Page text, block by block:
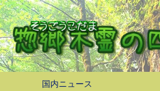
国内ニュース